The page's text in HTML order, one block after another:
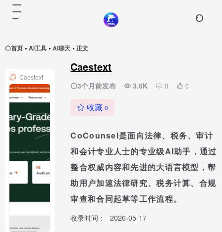
首页 • AI工具 • AI聊天 • 正文
Caestext
3个月前发布 3.6K 0 0
收藏0
CoCounsel是面向法律、税务、审计
和会计专业人士的专业级AI助手，通过
整合权威内容和先进的大语言模型，帮
助用户加速法律研究、税务计算、合规
审查和合同起草等工作流程。
收录时间： 2026-05-17
Caestext